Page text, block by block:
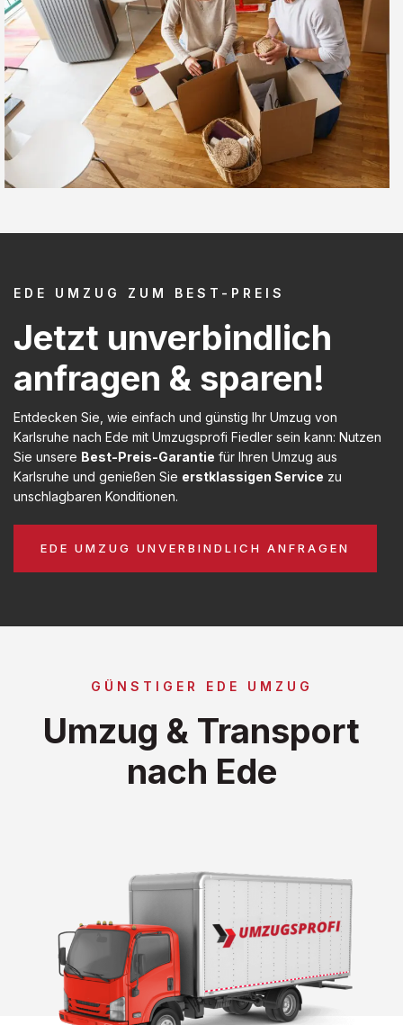
EDE UMZUG ZUM BEST-PREIS
Jetzt unverbindlich
anfragen & sparen!
Entdecken Sie, wie einfach und günstig Ihr Umzug von
Karlsruhe nach Ede mit Umzugsprofi Fiedler sein kann: Nutzen
Sie unsere Best-Preis-Garantie für Ihren Umzug aus
Karlsruhe und genießen Sie erstklassigen Service zu
unschlagbaren Konditionen.
EDE UMZUG UNVERBINDLICH ANFRAGEN
GÜNSTIGER EDE UMZUG
Umzug & Transport
nach Ede